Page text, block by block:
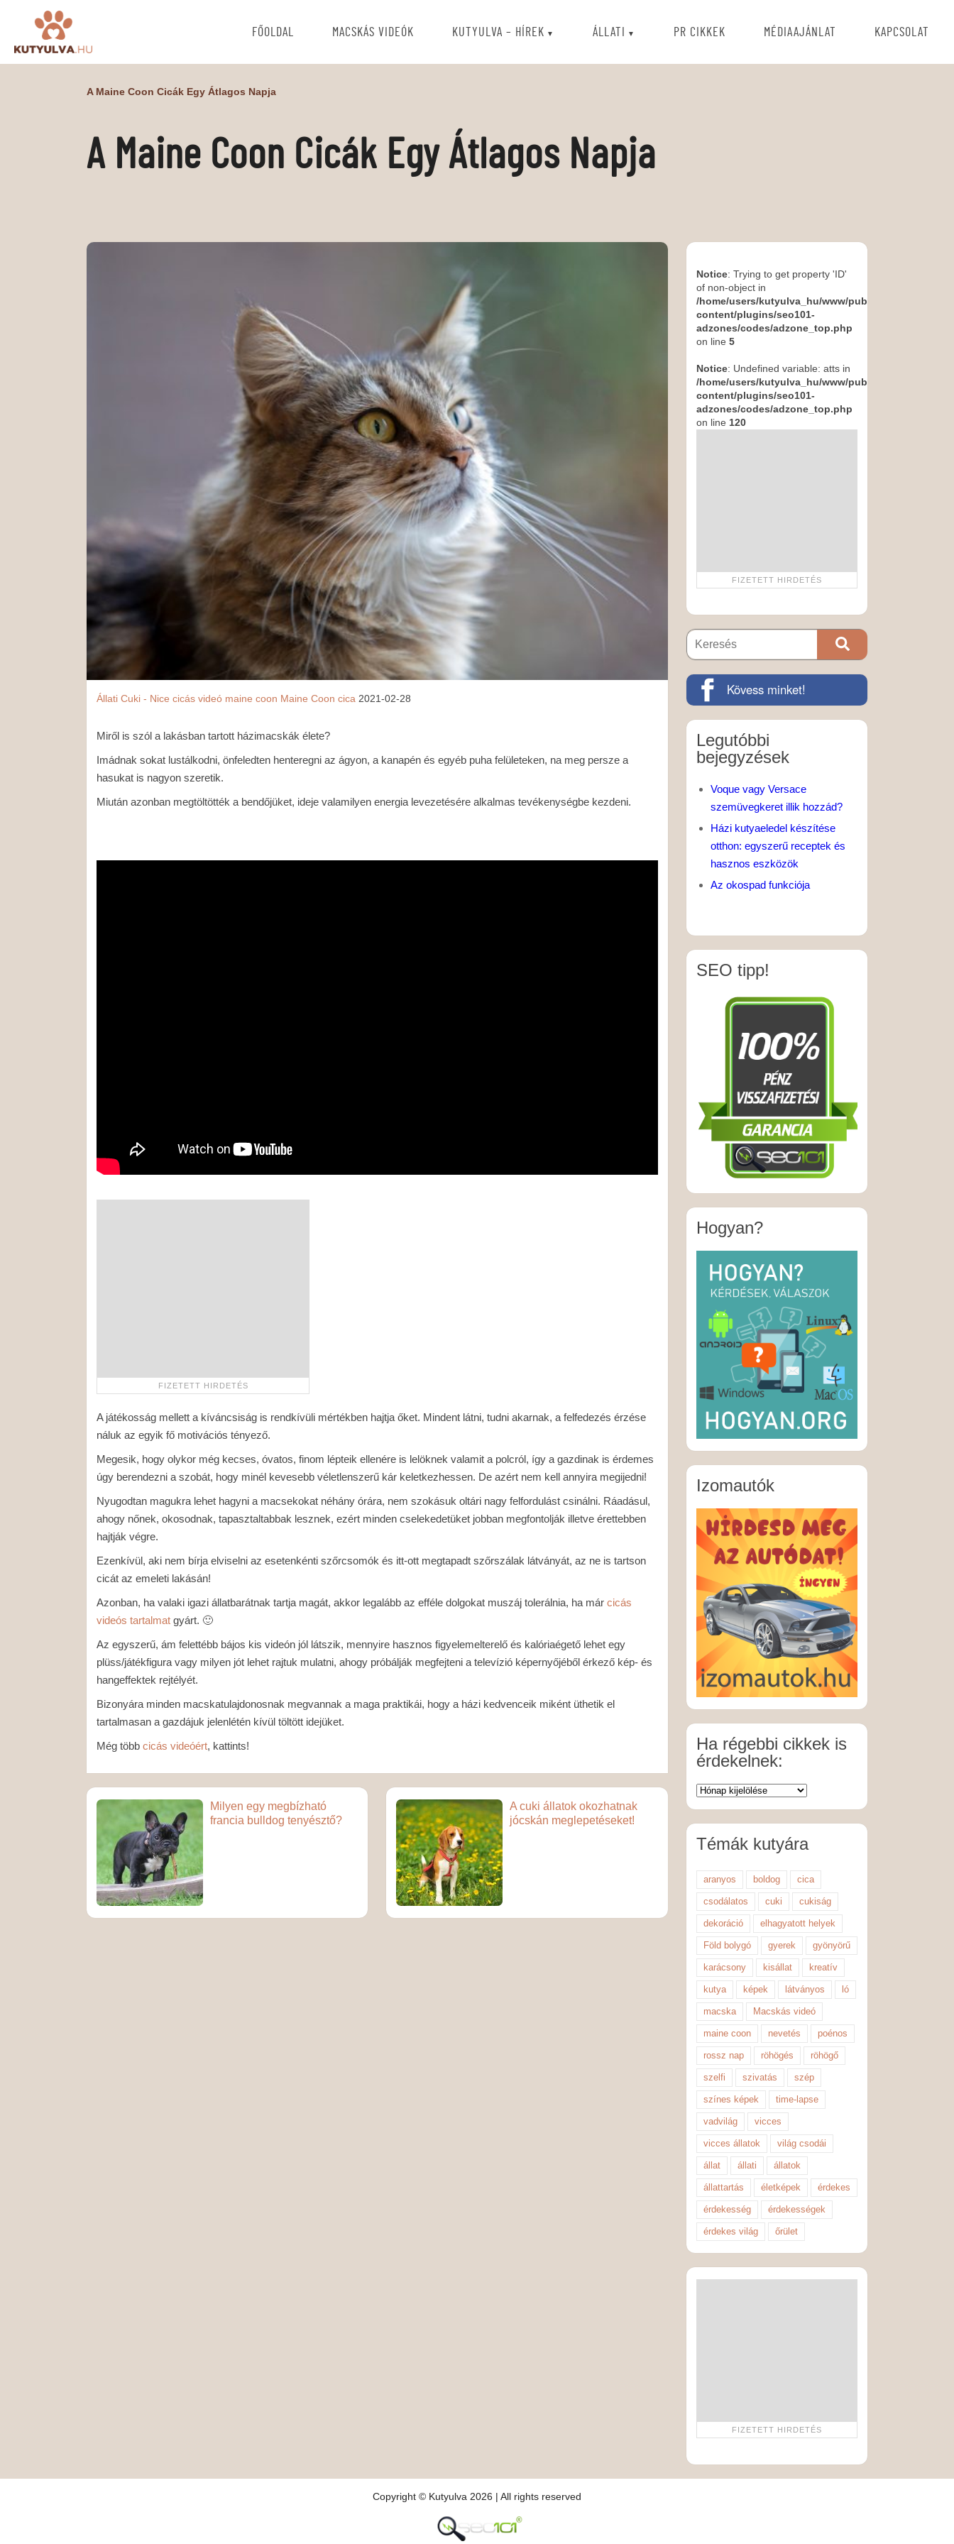
FŐOLDAL MACSKÁS VIDEÓK KUTYULVA – HÍREK ÁLLATI PR CIKKEK MÉDIAAJÁNLAT KAPCSOLAT
A Maine Coon Cicák Egy Átlagos Napja
A Maine Coon Cicák Egy Átlagos Napja
Állati Cuki - Nice cicás videó maine coon Maine Coon cica 2021-02-28
Miről is szól a lakásban tartott házimacskák élete?
Imádnak sokat lustálkodni, önfeledten henteregni az ágyon, a kanapén és egyéb puha felületeken, na meg persze a
hasukat is nagyon szeretik.
Miután azonban megtöltötték a bendőjüket, ideje valamilyen energia levezetésére alkalmas tevékenységbe kezdeni.
A játékosság mellett a kíváncsiság is rendkívüli mértékben hajtja őket. Mindent látni, tudni akarnak, a felfedezés érzése
náluk az egyik fő motivációs tényező.
Megesik, hogy olykor még kecses, óvatos, finom lépteik ellenére is lelöknek valamit a polcról, így a gazdinak is érdemes
úgy berendezni a szobát, hogy minél kevesebb véletlenszerű kár keletkezhessen. De azért nem kell annyira megijedni!
Nyugodtan magukra lehet hagyni a macsekokat néhány órára, nem szokásuk oltári nagy felfordulást csinálni. Ráadásul,
ahogy nőnek, okosodnak, tapasztaltabbak lesznek, ezért minden cselekedetüket jobban megfontolják illetve érettebben
hajtják végre.
Ezenkívül, aki nem bírja elviselni az esetenkénti szőrcsomók és itt-ott megtapadt szőrszálak látványát, az ne is tartson
cicát az emeleti lakásán!
Azonban, ha valaki igazi állatbarátnak tartja magát, akkor legalább az efféle dolgokat muszáj tolerálnia, ha már cicás
videós tartalmat gyárt. 🙂
Az egyszerű, ám felettébb bájos kis videón jól látszik, mennyire hasznos figyelemelterelő és kalóriaégető lehet egy
plüss/játékfigura vagy milyen jót lehet rajtuk mulatni, ahogy próbálják megfejteni a televízió képernyőjéből érkező kép- és
hangeffektek rejtélyét.
Bizonyára minden macskatulajdonosnak megvannak a maga praktikái, hogy a házi kedvenceik miként üthetik el
tartalmasan a gazdájuk jelenlétén kívül töltött idejüket.
Még több cicás videóért, kattints!
Milyen egy megbízható
francia bulldog tenyésztő?
A cuki állatok okozhatnak
jócskán meglepetéseket!
Notice: Trying to get property 'ID'
of non-object in
/home/users/kutyulva_hu/www/public_html/wp-
content/plugins/seo101-
adzones/codes/adzone_top.php
on line 5
Notice: Undefined variable: atts in
/home/users/kutyulva_hu/www/public_html/wp-
content/plugins/seo101-
adzones/codes/adzone_top.php
on line 120
Kövess minket!
Legutóbbi
bejegyzések
Voque vagy Versace
szemüvegkeret illik hozzád?
Házi kutyaeledel készítése
otthon: egyszerű receptek és
hasznos eszközök
Az okospad funkciója
SEO tipp!
Hogyan?
Izomautók
Ha régebbi cikkek is
érdekelnek:
Témák kutyára
aranyos boldog cica
csodálatos cuki cukiság
dekoráció elhagyatott helyek
Föld bolygó gyerek gyönyörű
karácsony kisállat kreatív
kutya képek látványos ló
macska Macskás videó
maine coon nevetés poénos
rossz nap röhögés röhögő
szelfi szivatás szép
színes képek time-lapse
vadvilág vicces
vicces állatok világ csodái
állat állati állatok
állattartás életképek érdekes
érdekesség érdekességek
érdekes világ őrület
Copyright © Kutyulva 2026 | All rights reserved